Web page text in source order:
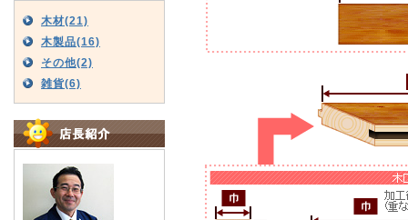
木材(21)
木製品(16)
その他(2)
雑貨(6)